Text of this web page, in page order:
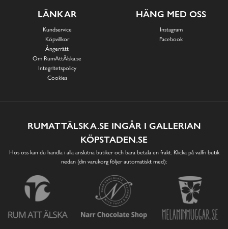
LÄNKAR
Kundservice
Köpvillkor
Ångerrätt
Om RumAttÄlska.se
Integritetspolicy
Cookies
HÄNG MED OSS
Instagram
Facebook
RUMATTÄLSKA.SE INGÅR I GALLERIAN
KÖPSTADEN.SE
Hos oss kan du handla i alla anslutna butiker och bara betala en frakt. Klicka på valfri butik
nedan (din varukorg följer automatiskt med):